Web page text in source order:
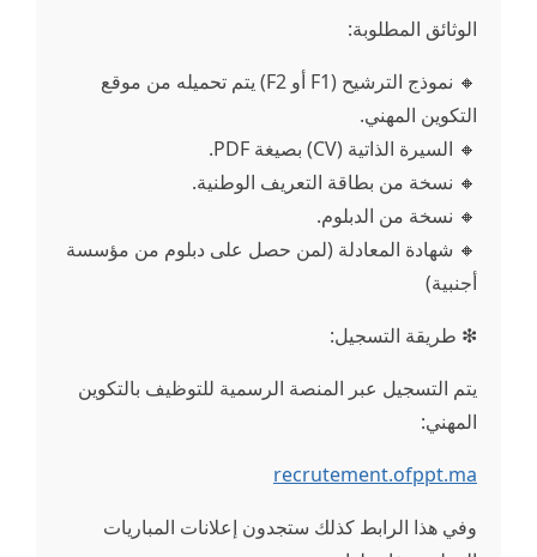
الوثائق المطلوبة:
🔸 نموذج الترشيح (F1 أو F2) يتم تحميله من موقع
التكوين المهني.
🔸 السيرة الذاتية (CV) بصيغة PDF.
🔸 نسخة من بطاقة التعريف الوطنية.
🔸 نسخة من الدبلوم.
🔸 شهادة المعادلة (لمن حصل على دبلوم من مؤسسة
أجنبية)
❇ طريقة التسجيل:
يتم التسجيل عبر المنصة الرسمية للتوظيف بالتكوين
المهني:
وفي هذا الرابط كذلك ستجدون إعلانات المباريات